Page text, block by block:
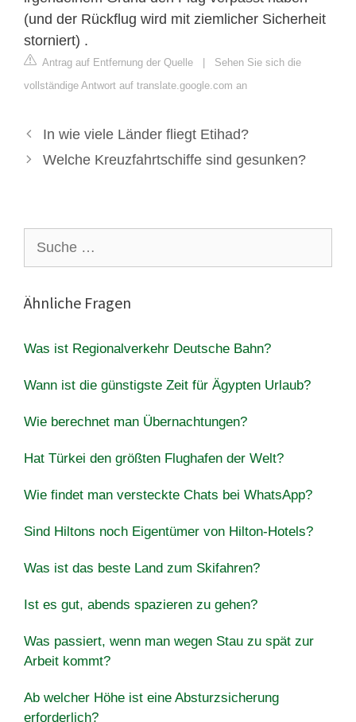
(und der Rückflug wird mit ziemlicher Sicherheit
storniert) .
Antrag auf Entfernung der Quelle | Sehen Sie sich die
vollständige Antwort auf translate.google.com an
In wie viele Länder fliegt Etihad?
Welche Kreuzfahrtschiffe sind gesunken?
nach:
Ähnliche Fragen
Was ist Regionalverkehr Deutsche Bahn?
Wann ist die günstigste Zeit für Ägypten Urlaub?
Wie berechnet man Übernachtungen?
Hat Türkei den größten Flughafen der Welt?
Wie findet man versteckte Chats bei WhatsApp?
Sind Hiltons noch Eigentümer von Hilton-Hotels?
Was ist das beste Land zum Skifahren?
Ist es gut, abends spazieren zu gehen?
Was passiert, wenn man wegen Stau zu spät zur
Arbeit kommt?
Ab welcher Höhe ist eine Absturzsicherung
erforderlich?